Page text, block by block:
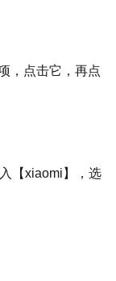
，点击它，再点
【xiaomi】，选